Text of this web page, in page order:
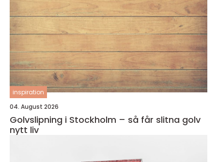
inspiration
04. August 2026
Golvslipning i Stockholm – så får slitna golv
nytt liv